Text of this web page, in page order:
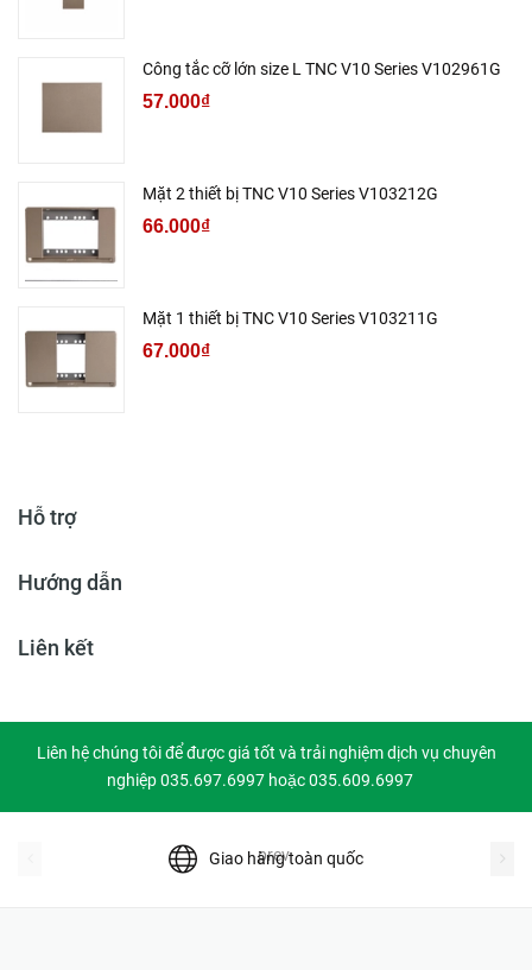
Công tắc cỡ lớn size L TNC V10 Series V102961G
57.000₫
Mặt 2 thiết bị TNC V10 Series V103212G
66.000₫
Mặt 1 thiết bị TNC V10 Series V103211G
67.000₫
Hỗ trợ
Hướng dẫn
Liên kết
Liên hệ chúng tôi để được giá tốt và trải nghiệm dịch vụ chuyên
nghiệp 035.697.6997 hoặc 035.609.6997
Giao hàng toàn quốc
prev